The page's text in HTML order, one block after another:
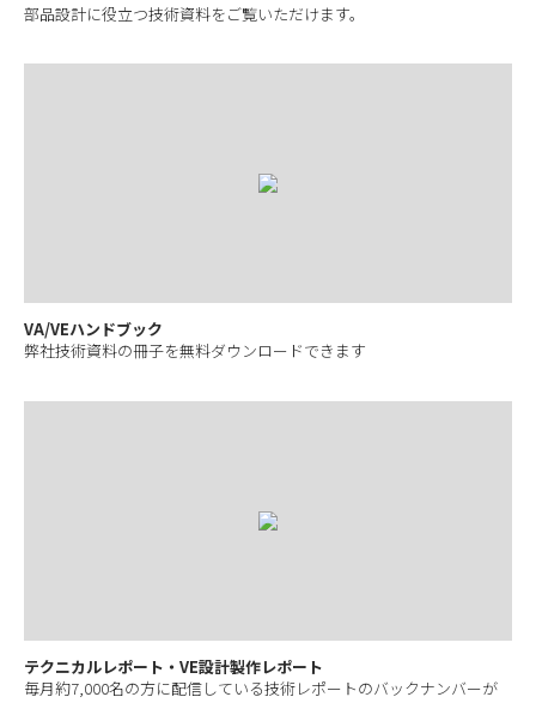
部品設計に役立つ技術資料をご覧いただけます。
VA/VEハンドブック
弊社技術資料の冊子を無料ダウンロードできます
テクニカルレポート・VE設計製作レポート
毎月約7,000名の方に配信している技術レポートのバックナンバーが